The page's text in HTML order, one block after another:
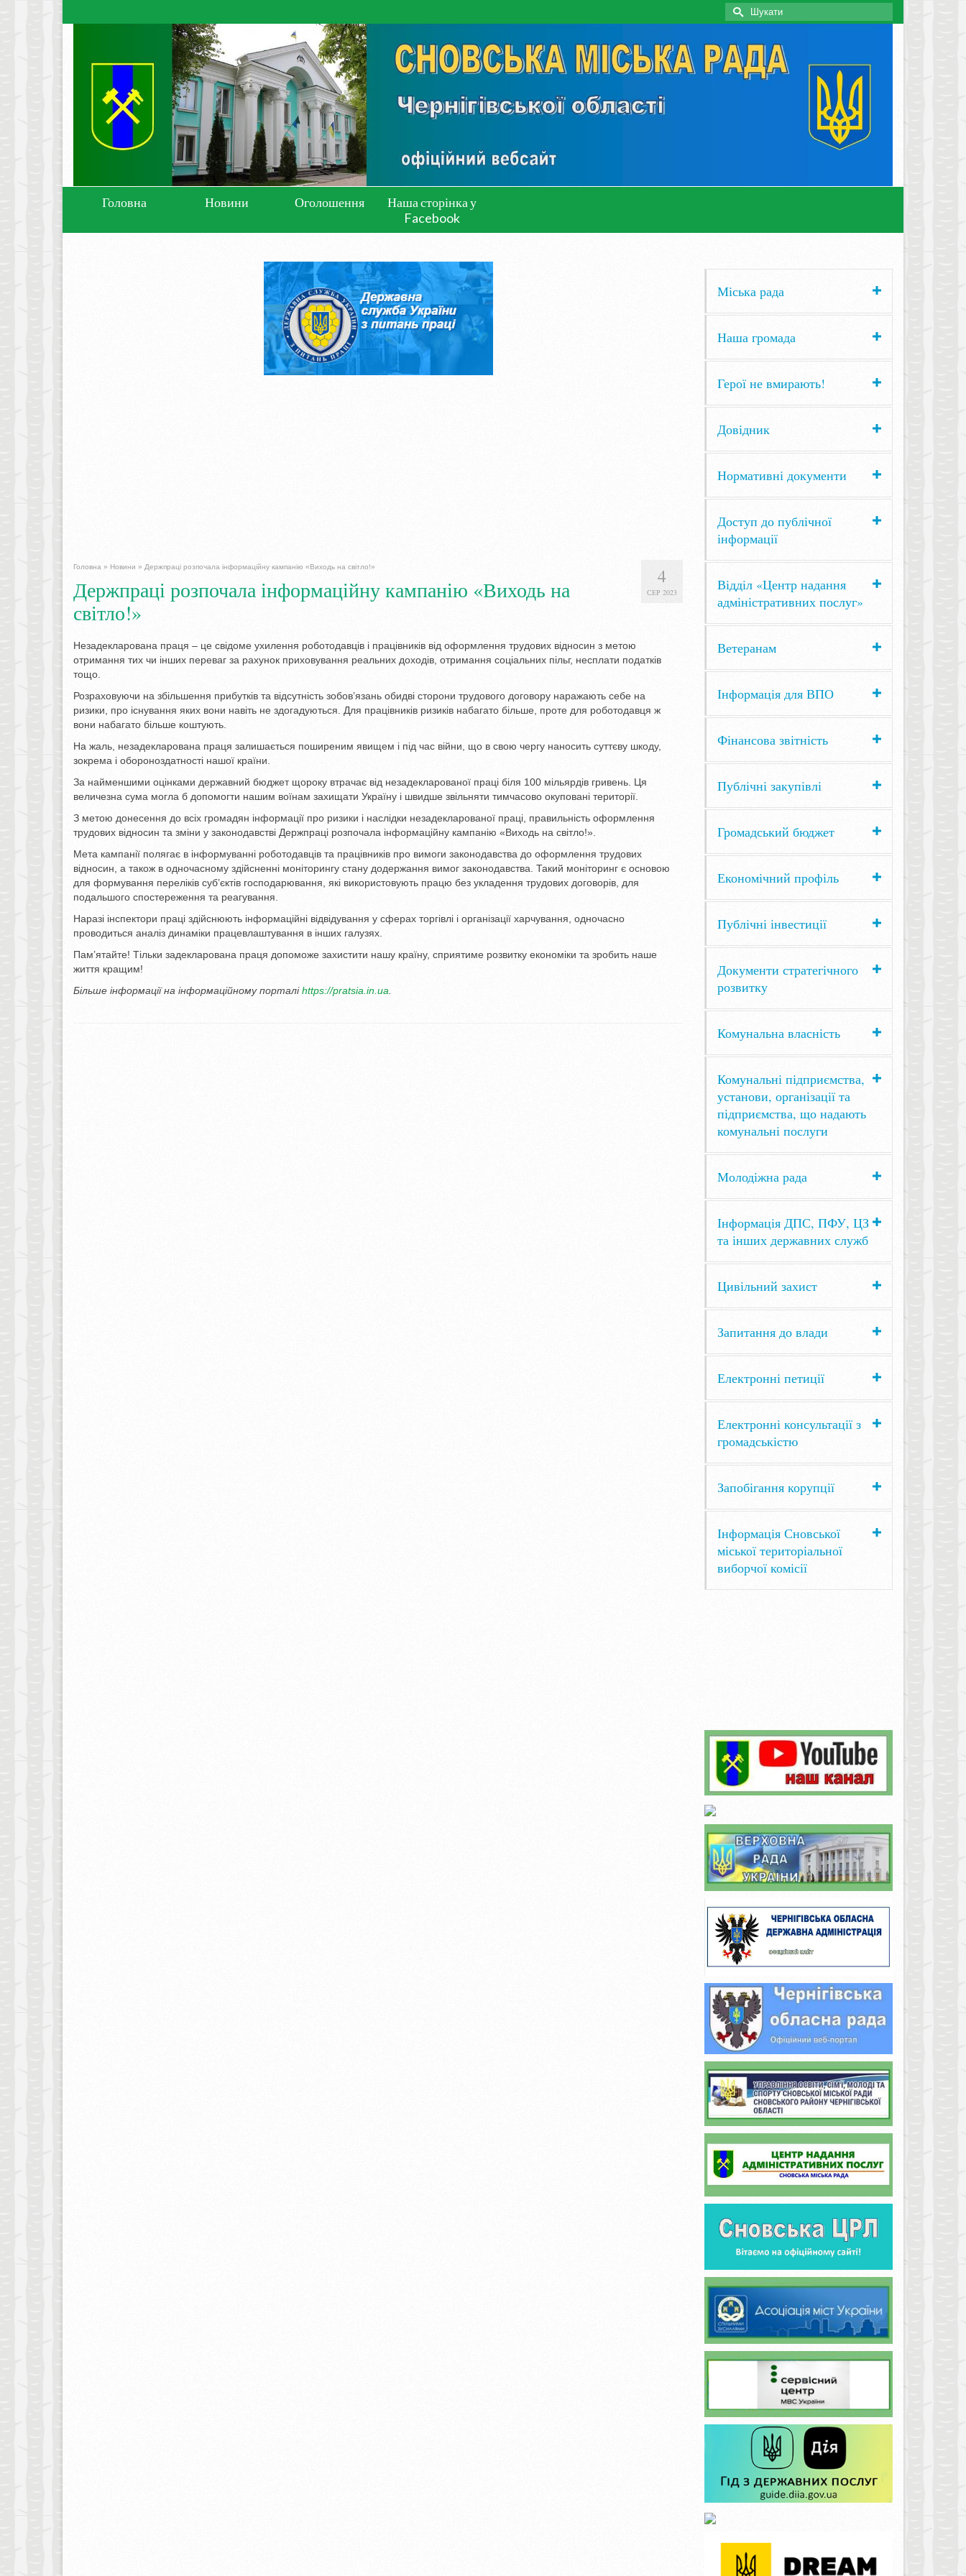
Search
for:
Головна Новини Оголошення
Наша сторінка у
Facebook
4
СЕР 2023
Головна » Новини » Держпраці розпочала інформаційну кампанію «Виходь на світло!»
Держпраці розпочала інформаційну кампанію «Виходь на
світло!»
Незадекларована праця – це свідоме ухилення роботодавців і працівників від оформлення трудових відносин з метою
отримання тих чи інших переваг за рахунок приховування реальних доходів, отримання соціальних пільг, несплати податків
тощо.
Розраховуючи на збільшення прибутків та відсутність зобов’язань обидві сторони трудового договору наражають себе на
ризики, про існування яких вони навіть не здогадуються. Для працівників ризиків набагато більше, проте для роботодавця ж
вони набагато більше коштують.
На жаль, незадекларована праця залишається поширеним явищем і під час війни, що в свою чергу наносить суттєву шкоду,
зокрема і обороноздатності нашої країни.
За найменшими оцінками державний бюджет щороку втрачає від незадекларованої праці біля 100 мільярдів гривень. Ця
величезна сума могла б допомогти нашим воїнам захищати Україну і швидше звільняти тимчасово окуповані території.
З метою донесення до всіх громадян інформації про ризики і наслідки незадекларованої праці, правильність оформлення
трудових відносин та зміни у законодавстві Держпраці розпочала інформаційну кампанію «Виходь на світло!».
Мета кампанії полягає в інформуванні роботодавців та працівників про вимоги законодавства до оформлення трудових
відносин, а також в одночасному здійсненні моніторингу стану додержання вимог законодавства. Такий моніторинг є основою
для формування переліків суб’єктів господарювання, які використовують працю без укладення трудових договорів, для
подальшого спостереження та реагування.
Наразі інспектори праці здійснюють інформаційні відвідування у сферах торгівлі і організації харчування, одночасно
проводиться аналіз динаміки працевлаштування в інших галузях.
Пам’ятайте! Тільки задекларована праця допоможе захистити нашу країну, сприятиме розвитку економіки та зробить наше
життя кращим!
Більше інформації на інформаційному порталі https://pratsia in ua
Міська рада
Наша громада
Герої не вмирають!
Довідник
Нормативні документи
Доступ до публічної
інформації
Відділ «Центр надання
адміністративних послуг»
Ветеранам
Інформація для ВПО
Фінансова звітність
Публічні закупівлі
Громадський бюджет
Економічний профіль
Публічні інвестиції
Документи стратегічного
розвитку
Комунальна власність
Комунальні підприємства,
установи, організації та
підприємства, що надають
комунальні послуги
Молодіжна рада
Інформація ДПС, ПФУ, ЦЗ
та інших державних служб
Цивільний захист
Запитання до влади
Електронні петиції
Електронні консультації з
громадськістю
Запобігання корупції
Інформація Сновської
міської територіальної
виборчої комісії